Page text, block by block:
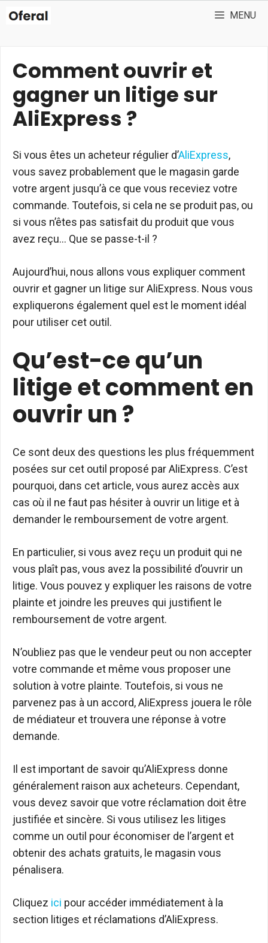
MENU
Comment ouvrir et
gagner un litige sur
AliExpress ?
Si vous êtes un acheteur régulier d’AliExpress,
vous savez probablement que le magasin garde
votre argent jusqu’à ce que vous receviez votre
commande. Toutefois, si cela ne se produit pas, ou
si vous n’êtes pas satisfait du produit que vous
avez reçu… Que se passe-t-il ?
Aujourd’hui, nous allons vous expliquer comment
ouvrir et gagner un litige sur AliExpress. Nous vous
expliquerons également quel est le moment idéal
pour utiliser cet outil.
Qu’est-ce qu’un
litige et comment en
ouvrir un ?
Ce sont deux des questions les plus fréquemment
posées sur cet outil proposé par AliExpress. C’est
pourquoi, dans cet article, vous aurez accès aux
cas où il ne faut pas hésiter à ouvrir un litige et à
demander le remboursement de votre argent.
En particulier, si vous avez reçu un produit qui ne
vous plaît pas, vous avez la possibilité d’ouvrir un
litige. Vous pouvez y expliquer les raisons de votre
plainte et joindre les preuves qui justifient le
remboursement de votre argent.
N’oubliez pas que le vendeur peut ou non accepter
votre commande et même vous proposer une
solution à votre plainte. Toutefois, si vous ne
parvenez pas à un accord, AliExpress jouera le rôle
de médiateur et trouvera une réponse à votre
demande.
Il est important de savoir qu’AliExpress donne
généralement raison aux acheteurs. Cependant,
vous devez savoir que votre réclamation doit être
justifiée et sincère. Si vous utilisez les litiges
comme un outil pour économiser de l’argent et
obtenir des achats gratuits, le magasin vous
pénalisera.
Cliquez ici pour accéder immédiatement à la
section litiges et réclamations d’AliExpress.